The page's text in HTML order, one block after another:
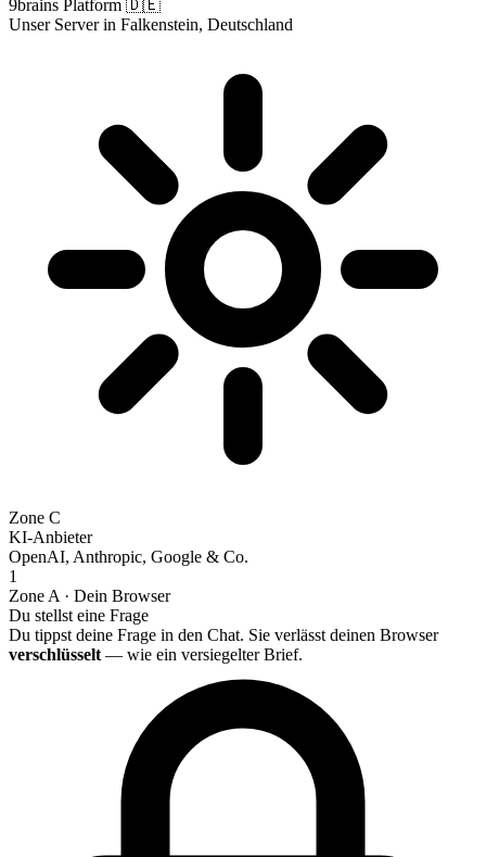
9brains Platform 🇩🇪
Unser Server in Falkenstein, Deutschland
Zone C
KI-Anbieter
OpenAI, Anthropic, Google & Co.
1
Zone A · Dein Browser
Du stellst eine Frage
Du tippst deine Frage in den Chat. Sie verlässt deinen Browser
verschlüsselt — wie ein versiegelter Brief.